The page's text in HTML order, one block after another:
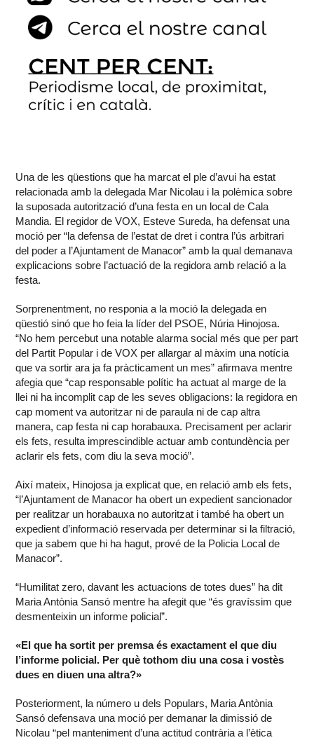
Una de les qüestions que ha marcat el ple d’avui ha estat
relacionada amb la delegada Mar Nicolau i la polèmica sobre
la suposada autorització d’una festa en un local de Cala
Mandia. El regidor de VOX, Esteve Sureda, ha defensat una
moció per “la defensa de l’estat de dret i contra l’ús arbitrari
del poder a l’Ajuntament de Manacor” amb la qual demanava
explicacions sobre l’actuació de la regidora amb relació a la
festa.
Sorprenentment, no responia a la moció la delegada en
qüestió sinó que ho feia la líder del PSOE, Núria Hinojosa.
“No hem percebut una notable alarma social més que per part
del Partit Popular i de VOX per allargar al màxim una notícia
que va sortir ara ja fa pràcticament un mes” afirmava mentre
afegia que “cap responsable polític ha actuat al marge de la
llei ni ha incomplit cap de les seves obligacions: la regidora en
cap moment va autoritzar ni de paraula ni de cap altra
manera, cap festa ni cap horabauxa. Precisament per aclarir
els fets, resulta imprescindible actuar amb contundència per
aclarir els fets, com diu la seva moció”.
Així mateix, Hinojosa ja explicat que, en relació amb els fets,
“l’Ajuntament de Manacor ha obert un expedient sancionador
per realitzar un horabauxa no autoritzat i també ha obert un
expedient d’informació reservada per determinar si la filtració,
que ja sabem que hi ha hagut, prové de la Policia Local de
Manacor”.
“Humilitat zero, davant les actuacions de totes dues” ha dit
Maria Antònia Sansó mentre ha afegit que “és gravíssim que
desmenteixin un informe policial”.
«El que ha sortit per premsa és exactament el que diu
l’informe policial. Per què tothom diu una cosa i vostès
dues en diuen una altra?»
Posteriorment, la número u dels Populars, Maria Antònia
Sansó defensava una moció per demanar la dimissió de
Nicolau “pel manteniment d’una actitud contrària a l’ètica